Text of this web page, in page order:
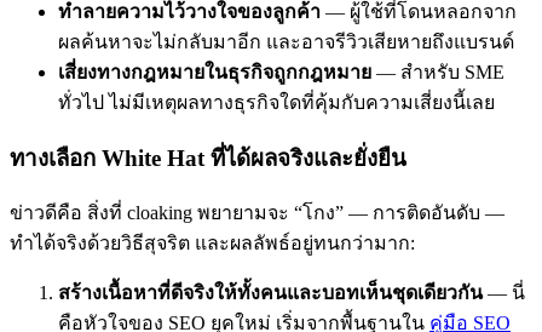
ทำลายความไว้วางใจของลูกค้า — ผู้ใช้ที่โดนหลอกจาก
ผลค้นหาจะไม่กลับมาอีก และอาจรีวิวเสียหายถึงแบรนด์
เสี่ยงทางกฎหมายในธุรกิจถูกกฎหมาย — สำหรับ SME
ทั่วไป ไม่มีเหตุผลทางธุรกิจใดที่คุ้มกับความเสี่ยงนี้เลย
ทางเลือก White Hat ที่ได้ผลจริงและยั่งยืน
ข่าวดีคือ สิ่งที่ cloaking พยายามจะ “โกง” — การติดอันดับ —
ทำได้จริงด้วยวิธีสุจริต และผลลัพธ์อยู่ทนกว่ามาก:
สร้างเนื้อหาที่ดีจริงให้ทั้งคนและบอทเห็นชุดเดียวกัน— นี่
คือหัวใจของ SEO ยุคใหม่ เริ่มจากพื้นฐานใน คู่มือ SEO